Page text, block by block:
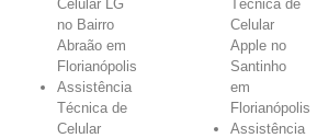
Celular LG
no Bairro
Abraão em
Florianópolis
Assistência
Técnica de
Celular
Técnica de
Celular
Apple no
Santinho
em
Florianópolis
Assistência